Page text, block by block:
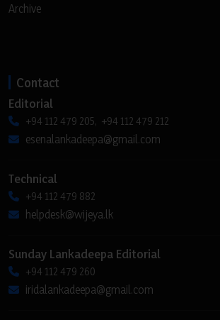
Archive
Contact
Editorial
+94 112 479 205, +94 112 479 212
esenalankadeepa@gmail.com
Technical
+94 112 479 882
helpdesk@wijeya.lk
Sunday Lankadeepa Editorial
+94 112 479 260
iridalankadeepa@gmail.com